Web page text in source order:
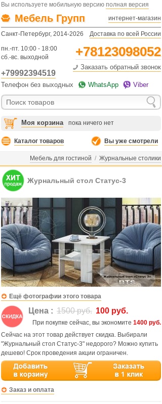
Вы используете мобильную версию полная версия
Мебель Групп интернет-магазин
Санкт-Петербург, 2014-2026 Доставка по всей России
пн.-пт. 10:00 - 18:00
сб.-вс. выходной
+78123098052
+79992394519
Заказать обратный звонок
Телефон без выходных WhatsApp Viber
Моя корзина пока ничего нет
Каталог товаров Вы уже смотрели
Мебель для гостиной / Журнальные столики
Журнальный стол Статус-3
Ещё фотографии этого товара
Цена : 1500 руб. 100 руб.
При покупке сейчас, вы экономите 1400 руб.
Сейчас на этот товар действует скидка. Выбирали
"Журнальный стол Статус-3" недорого? Можно купить
дешево! Срок проведения акции ограничен.
Заказ и оплата